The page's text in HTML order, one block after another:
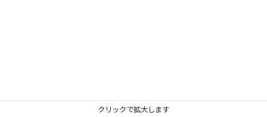
クリックで拡大します